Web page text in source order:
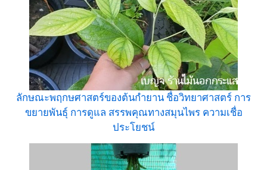
ลักษณะพฤกษศาสตร์ของต้นกำยาน ชื่อวิทยาศาสตร์ การ
ขยายพันธุ์ การดูแล สรรพคุณทางสมุนไพร ความเชื่อ
ประโยชน์